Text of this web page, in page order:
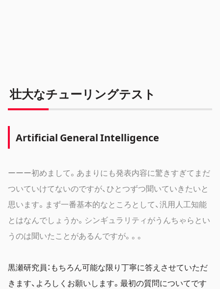
壮大なチューリングテスト
Artificial General Intelligence
ーーー初めまして。あまりにも発表内容に驚きすぎてまだ
ついていけてないのですが、ひとつずつ聞いていきたいと
思います。まず一番基本的なところとして、汎用人工知能
とはなんでしょうか。シンギュラリティがうんちゃらとい
うのは聞いたことがあるんですが。。。
黒瀬研究員：もちろん可能な限り丁寧に答えさせていただ
きます、よろしくお願いします。最初の質問についてです